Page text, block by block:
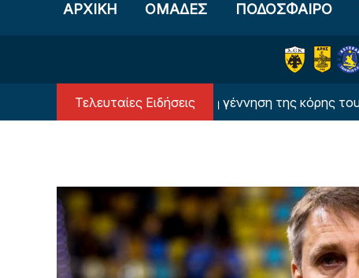
ΑΡΧΙΚΗ OΜΑΔΕΣ ΠΟΔΟΣΦΑΙΡΟ
Τελευταίες Ειδήσεις
στον Κωνσταντέλια για τη γέννηση της κόρης του (ΦΩΤΟ)